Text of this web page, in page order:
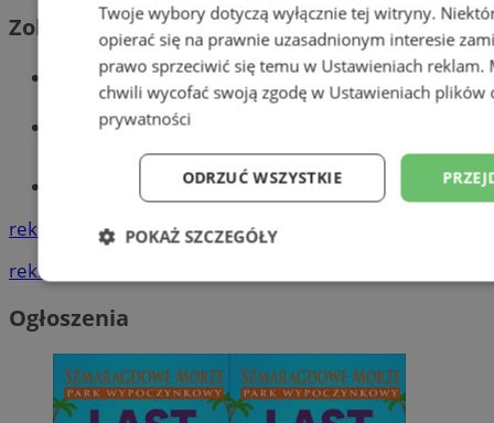
Zobacz również
Wiadomości kryminalne w Sosnowcu
Wiadomości lokalne
Tworzenie stron www - Sosnowiec
reklama
reklama
Ogłoszenia
Twoje wybory dotyczą wyłącznie tej witryny.
opierać się na prawnie uzasadnionym interesie
prawo sprzeciwić się temu w Ustawieniach reklam.
chwili wycofać swoją zgodę w Ustawieniach plików
prywatności
ODRZUĆ WSZYSTKIE
POKAŻ SZCZEGÓŁY
Niezbędne Wydajność
Niesklasyfikowane